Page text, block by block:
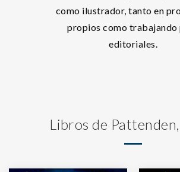
como ilustrador, tanto en
propios como trabajando
editoriales.
Libros de